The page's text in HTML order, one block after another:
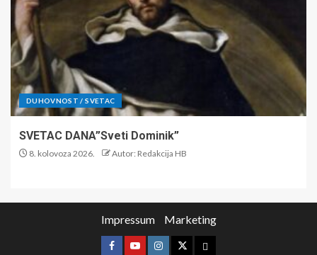
DUHOVNOST / SVETAC
SVETAC DANA”Sveti Dominik”
8. kolovoza 2026. Autor: Redakcija HB
Impressum Marketing